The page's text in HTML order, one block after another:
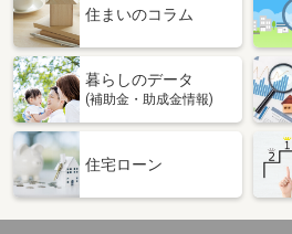
価 格
4.20万円
富山県滑川
専有面積 23.72m²
間取り
富山県富山市中島１丁目
住 所
富山県富山
専有面積 28.31m²
住まいのコラム
暮らしのデータ
(補助金・助成金情報)
住宅ローン